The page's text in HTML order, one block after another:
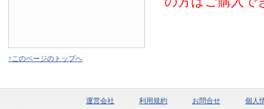
↑このページのトップへ
運営会社 利用規約 お問合せ 個人